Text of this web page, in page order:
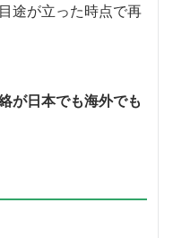
途が立った時点で再
が日本でも海外でも